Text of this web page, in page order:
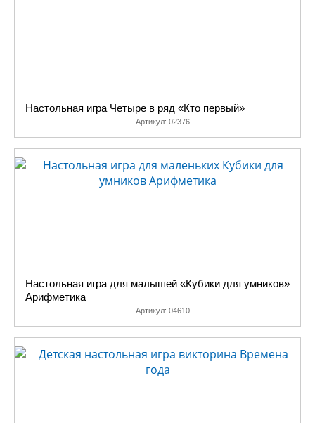
Настольная игра Четыре в ряд «Кто первый»
Артикул: 02376
Настольная игра для малышей «Кубики для умников»
Арифметика
Артикул: 04610